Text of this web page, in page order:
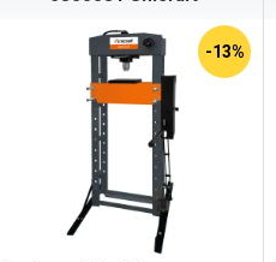
-13%